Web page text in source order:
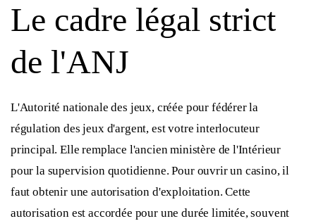
Le cadre légal strict
de l'ANJ
L'Autorité nationale des jeux, créée pour fédérer la
régulation des jeux d'argent, est votre interlocuteur
principal. Elle remplace l'ancien ministère de l'Intérieur
pour la supervision quotidienne. Pour ouvrir un casino, il
faut obtenir une autorisation d'exploitation. Cette
autorisation est accordée pour une durée limitée, souvent